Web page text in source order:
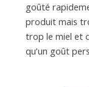
goûté
produit mais
trop le miel et
qu’un goût